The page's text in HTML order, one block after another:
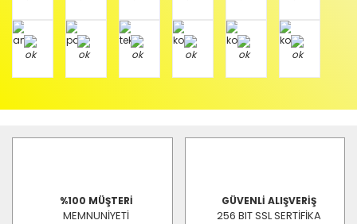
%100 MÜŞTERİ
MEMNUNİYETİ
GÜVENLİ ALIŞVERİŞ
256 BIT SSL SERTİFİKA